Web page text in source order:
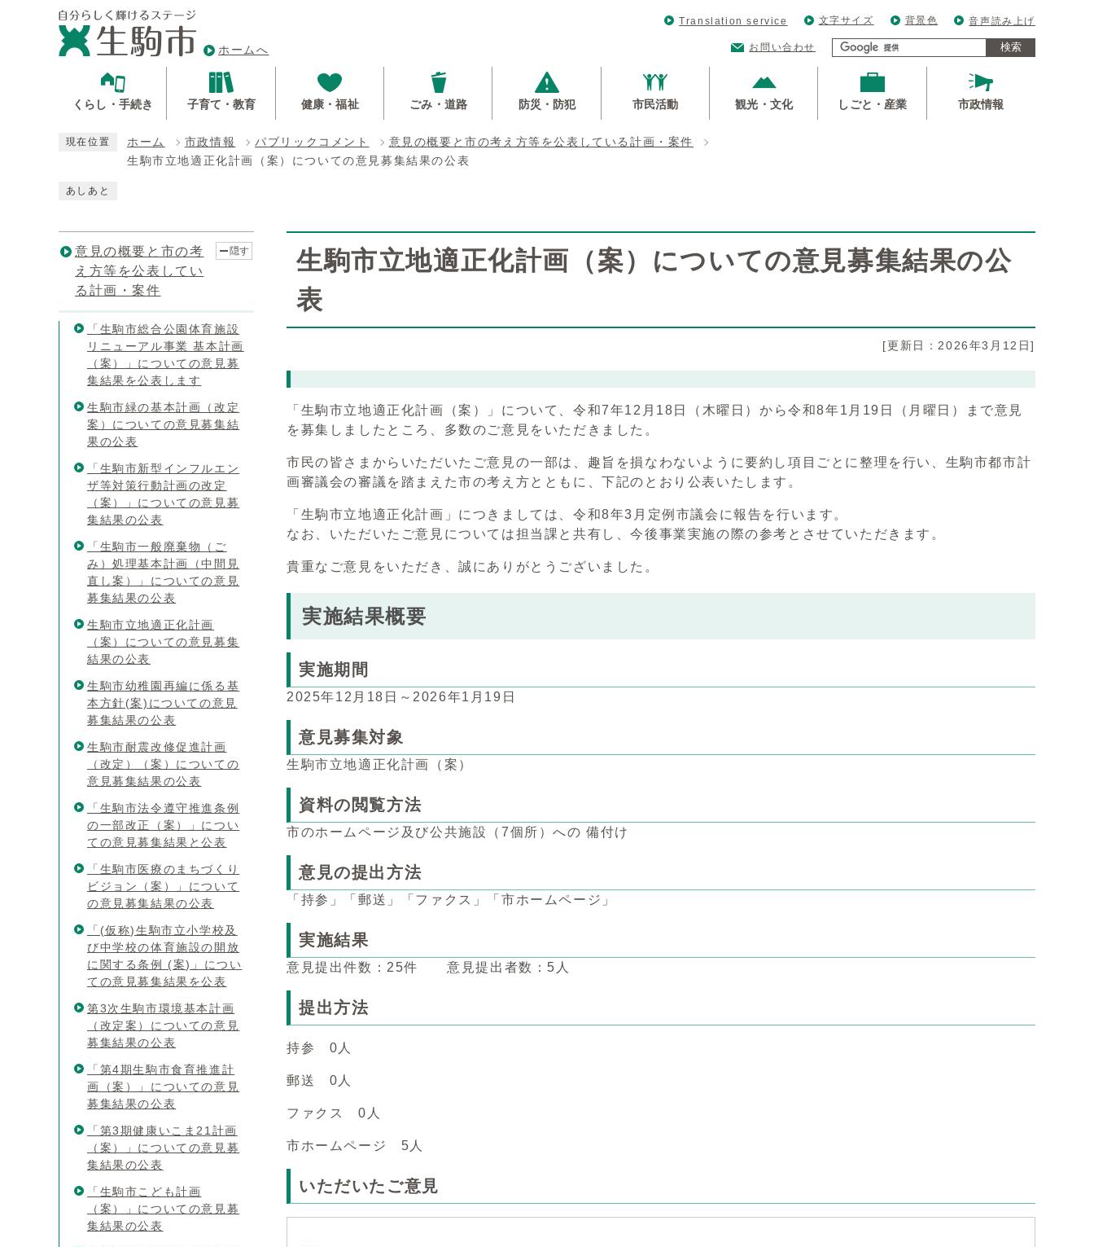
ホームへ
Translation service 文字サイズ 背景色 音声読み上げ
お問い合わせ 検索
くらし・手続き 子育て・教育 健康・福祉 ごみ・道路 防災・防犯 市民活動 観光・文化 しごと・産業 市政情報
現在位置 ホーム 市政情報 パブリックコメント
意見の概要と市の考え方等を公表している計画・案件
生駒市立地適正化計画（案）についての意見募集結果の公表
あしあと
生駒市立地適正化計画（案）についての意見募集結果の公
表
[更新日：2026年3月12日]
「生駒市立地適正化計画（案）」について、令和7年12月18日（木曜日）から令和8年1月19日（月曜日）まで意見
を募集しましたところ、多数のご意見をいただきました。
市民の皆さまからいただいたご意見の一部は、趣旨を損なわないように要約し項目ごとに整理を行い、生駒市都市計
画審議会の審議を踏まえた市の考え方とともに、下記のとおり公表いたします。
「生駒市立地適正化計画」につきましては、令和8年3月定例市議会に報告を行います。
なお、いただいたご意見については担当課と共有し、今後事業実施の際の参考とさせていただきます。
貴重なご意見をいただき、誠にありがとうございました。
実施結果概要
実施期間
2025年12月18日～2026年1月19日
意見募集対象
生駒市立地適正化計画（案）
資料の閲覧方法
市のホームページ及び公共施設（7個所）への 備付け
意見の提出方法
「持参」「郵送」「ファクス」「市ホームページ」
実施結果
意見提出件数：25件 意見提出者数：5人
提出方法
持参 0人
郵送 0人
ファクス 0人
市ホームページ 5人
いただいたご意見
意見の概要と市の考
え方等を公表してい
る計画・案件
隠す
「生駒市総合公園体育施設
リニューアル事業 基本計画
（案）」についての意見募
集結果を公表します
生駒市緑の基本計画（改定
案）についての意見募集結
果の公表
「生駒市新型インフルエン
ザ等対策行動計画の改定
（案）」についての意見募
集結果の公表
「生駒市一般廃棄物（ご
み）処理基本計画（中間見
直し案）」についての意見
募集結果の公表
生駒市立地適正化計画
（案）についての意見募集
結果の公表
生駒市幼稚園再編に係る基
本方針(案)についての意見
募集結果の公表
生駒市耐震改修促進計画
（改定）（案）についての
意見募集結果の公表
「生駒市法令遵守推進条例
の一部改正（案）」につい
ての意見募集結果と公表
「生駒市医療のまちづくり
ビジョン（案）」について
の意見募集結果の公表
「(仮称)生駒市立小学校及
び中学校の体育施設の開放
に関する条例 (案)」につい
ての意見募集結果を公表
第3次生駒市環境基本計画
（改定案）についての意見
募集結果の公表
「第4期生駒市食育推進計
画（案）」についての意見
募集結果の公表
「第3期健康いこま21計画
（案）」についての意見募
集結果の公表
「生駒市こども計画
（案）」についての意見募
集結果の公表